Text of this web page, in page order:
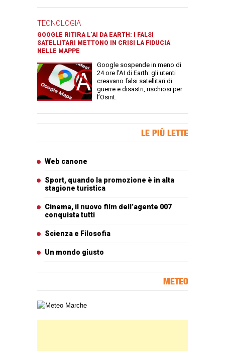
TECNOLOGIA
GOOGLE RITIRA L’AI DA EARTH: I FALSI
SATELLITARI METTONO IN CRISI LA FIDUCIA
NELLE MAPPE
Google sospende in meno di
24 ore l’AI di Earth: gli utenti
creavano falsi satellitari di
guerre e disastri, rischiosi per
l’Osint.
LE PIÙ LETTE
Web canone
Sport, quando la promozione è in alta
stagione turistica
Cinema, il nuovo film dell’agente 007
conquista tutti
Scienza e Filosofia
Un mondo giusto
METEO
Carta meteorologica delle Marche